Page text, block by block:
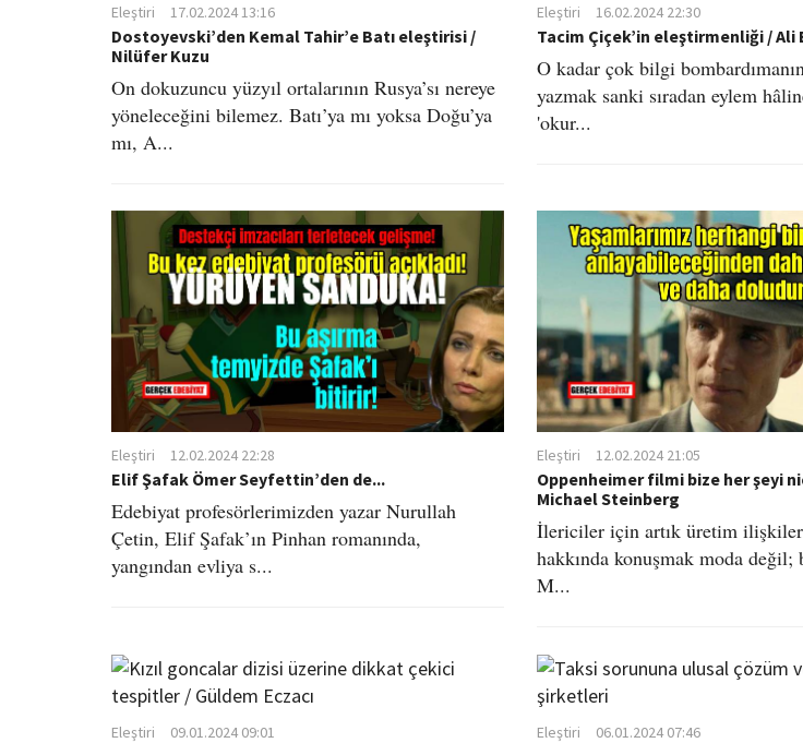
Eleştiri 17.02.2024 13:16
Dostoyevski’den Kemal Tahir’e Batı eleştirisi /
Nilüfer Kuzu
On dokuzuncu yüzyıl ortalarının Rusya’sı nereye
yöneleceğini bilemez. Batı’ya mı yoksa Doğu’ya
mı, A...
Eleştiri 16.02.2024 22:30
Tacim Çiçek’in eleştirmenliği / Ali
O kadar çok bilgi
yazmak sanki sıradan eylem
'okur...
Eleştiri 12.02.2024 22:28
Elif Şafak Ömer Seyfettin’den de...
Edebiyat profesörlerimizden yazar Nurullah
Çetin, Elif Şafak’ın Pinhan romanında,
yangından evliya s...
Eleştiri 12.02.2024 21:05
Oppenheimer filmi bize her şeyi
Michael Steinberg
İlericiler için artık üretim
hakkında konuşmak moda değil;
M...
Eleştiri 09.01.2024 09:01 Eleştiri 06.01.2024 07:46